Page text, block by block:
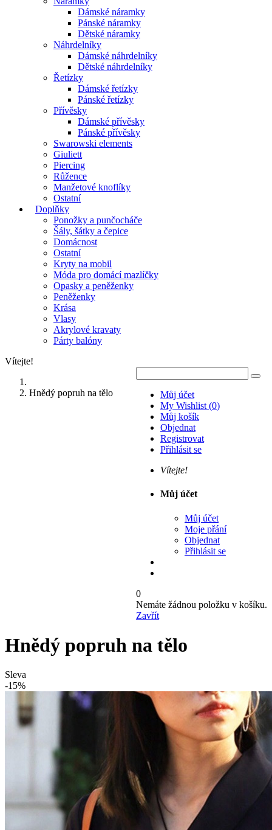
Dámské náramky
Pánské náramky
Dětské náramky
Náhrdelníky
Dámské náhrdelníky
Dětské náhrdelníky
Řetízky
Dámské řetízky
Pánské řetízky
Přívěsky
Dámské přívěsky
Pánské přívěsky
Swarowski elements
Giuliett
Piercing
Růžence
Manžetové knoflíky
Ostatní
Doplňky
Ponožky a punčocháče
Šály, šátky a čepice
Domácnost
Ostatní
Kryty na mobil
Móda pro domácí mazlíčky
Opasky a peněženky
Peněženky
Krása
Vlasy
Akrylové kravaty
Párty balóny
Vítejte!
Můj účet
My Wishlist (0)
Můj košík
Objednat
Registrovat
Přihlásit se
Vítejte!
Můj účet
Můj účet
Moje přání
Objednat
Přihlásit se
0
Nemáte žádnou položku v košíku.
Zavřít
Hnědý popruh na tělo
Hnědý popruh na tělo
Sleva
-15%